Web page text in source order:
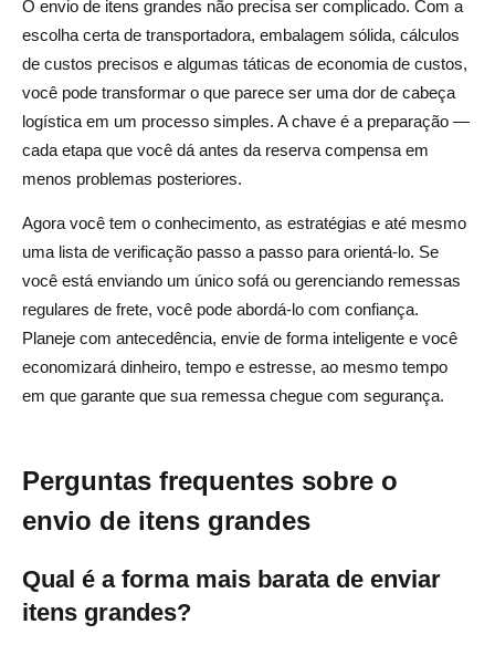
O envio de itens grandes não precisa ser complicado. Com a
escolha certa de transportadora, embalagem sólida, cálculos
de custos precisos e algumas táticas de economia de custos,
você pode transformar o que parece ser uma dor de cabeça
logística em um processo simples. A chave é a preparação —
cada etapa que você dá antes da reserva compensa em
menos problemas posteriores.
Agora você tem o conhecimento, as estratégias e até mesmo
uma lista de verificação passo a passo para orientá-lo. Se
você está enviando um único sofá ou gerenciando remessas
regulares de frete, você pode abordá-lo com confiança.
Planeje com antecedência, envie de forma inteligente e você
economizará dinheiro, tempo e estresse, ao mesmo tempo
em que garante que sua remessa chegue com segurança.
Perguntas frequentes sobre o
envio de itens grandes
Qual é a forma mais barata de enviar
itens grandes?